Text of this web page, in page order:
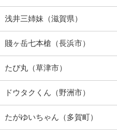
浅井三姉妹（滋賀県）
賤ヶ岳七本槍（長浜市）
たび丸（草津市）
ドウタクくん（野洲市）
たがゆいちゃん（多賀町）